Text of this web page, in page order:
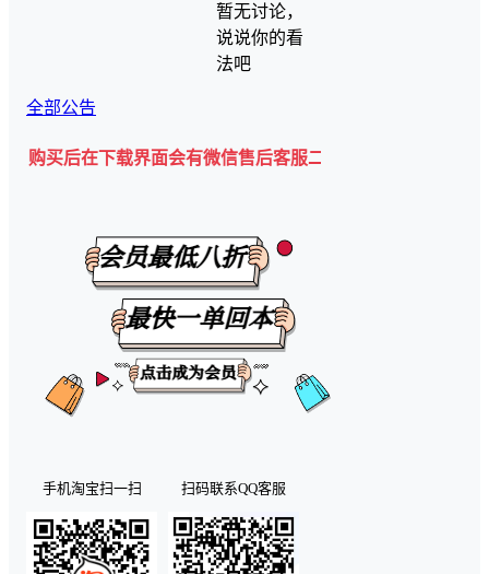
暂无讨论，
说说你的看
法吧
全部公告
在下载界面会有微信售后客服二维码💡
手机淘宝扫一扫 扫码联系QQ客服